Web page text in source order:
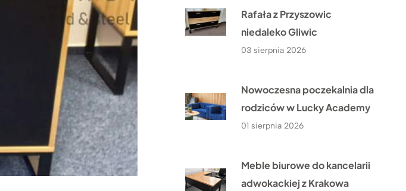
Rafała z Przyszowic
niedaleko Gliwic
03 sierpnia 2026
Nowoczesna poczekalnia dla
rodziców w Lucky Academy
01 sierpnia 2026
Meble biurowe do kancelarii
adwokackiej z Krakowa